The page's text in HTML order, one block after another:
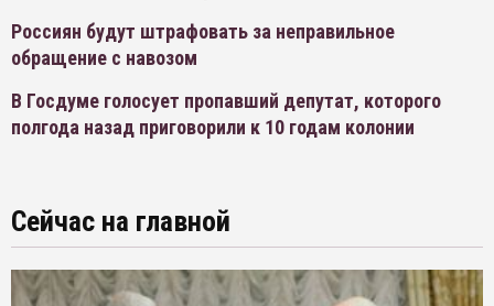
Россиян будут штрафовать за неправильное
обращение с навозом
В Госдуме голосует пропавший депутат, которого
полгода назад приговорили к 10 годам колонии
Сейчас на главной